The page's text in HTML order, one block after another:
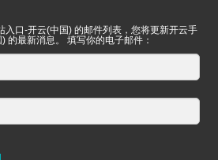
入口-开云(中国) 的邮件列表，您将更新开云手
的最新消息。 填写你的电子邮件：